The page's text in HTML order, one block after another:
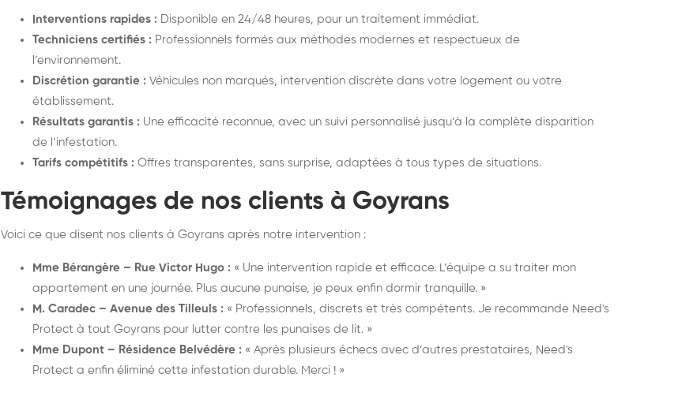
Interventions rapides : Disponible en 24/48 heures, pour un traitement immédiat.
Techniciens certifiés : Professionnels formés aux méthodes modernes et respectueux de
l’environnement.
Discrétion garantie : Véhicules non marqués, intervention discrète dans votre logement ou votre
établissement.
Résultats garantis : Une efficacité reconnue, avec un suivi personnalisé jusqu’à la complète disparition
de l’infestation.
Tarifs compétitifs : Offres transparentes, sans surprise, adaptées à tous types de situations.
Témoignages de nos clients à Goyrans
Voici ce que disent nos clients à Goyrans après notre intervention :
Mme Bérangère – Rue Victor Hugo : « Une intervention rapide et efficace. L’équipe a su traiter mon
appartement en une journée. Plus aucune punaise, je peux enfin dormir tranquille. »
M. Caradec – Avenue des Tilleuls : « Professionnels, discrets et très compétents. Je recommande Need's
Protect à tout Goyrans pour lutter contre les punaises de lit. »
Mme Dupont – Résidence Belvédère : « Après plusieurs échecs avec d’autres prestataires, Need's
Protect a enfin éliminé cette infestation durable. Merci ! »